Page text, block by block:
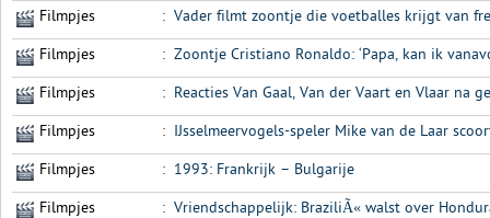
Filmpjes : Vader filmt zoontje die voetballes krijgt van
Filmpjes : Zoontje Cristiano Ronaldo: ‘Papa, kan ik
Filmpjes : Reacties Van Gaal, Van der Vaart en Vlaar na
Filmpjes : IJsselmeervogels-speler Mike van de Laar
Filmpjes : 1993: Frankrijk – Bulgarije
Filmpjes : Vriendschappelijk: BraziliÃ« walst over